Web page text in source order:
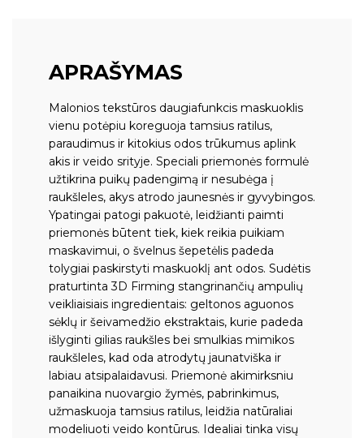
APRAŠYMAS
Malonios tekstūros daugiafunkcis maskuoklis
vienu potėpiu koreguoja tamsius ratilus,
paraudimus ir kitokius odos trūkumus aplink
akis ir veido srityje. Speciali priemonės formulė
užtikrina puikų padengimą ir nesubėga į
raukšleles, akys atrodo jaunesnės ir gyvybingos.
Ypatingai patogi pakuotė, leidžianti paimti
priemonės būtent tiek, kiek reikia puikiam
maskavimui, o švelnus šepetėlis padeda
tolygiai paskirstyti maskuoklį ant odos. Sudėtis
praturtinta 3D Firming stangrinančių ampulių
veikliaisiais ingredientais: geltonos aguonos
sėklų ir šeivamedžio ekstraktais, kurie padeda
išlyginti gilias raukšles bei smulkias mimikos
raukšleles, kad oda atrodytų jaunatviška ir
labiau atsipalaidavusi. Priemonė akimirksniu
panaikina nuovargio žymės, pabrinkimus,
užmaskuoja tamsius ratilus, leidžia natūraliai
modeliuoti veido kontūrus. Idealiai tinka visų